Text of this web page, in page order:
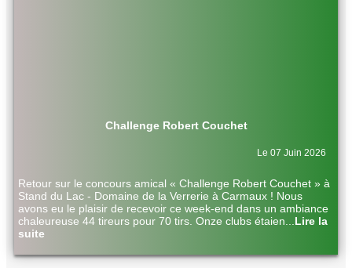
Challenge Robert Couchet
Le 07 Juin 2026
Retour sur le concours amical « Challenge Robert Couchet » à
Stand du Lac - Domaine de la Verrerie à Carmaux ! Nous
avons eu le plaisir de recevoir ce week-end dans un ambiance
chaleureuse 44 tireurs pour 70 tirs. Onze clubs étaien
Lire la
suite